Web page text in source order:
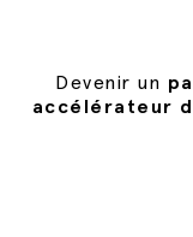
Devenir un
accélérateur